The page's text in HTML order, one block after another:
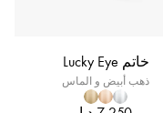
خاتم Lucky Eye
ذهب أبيض و الماس